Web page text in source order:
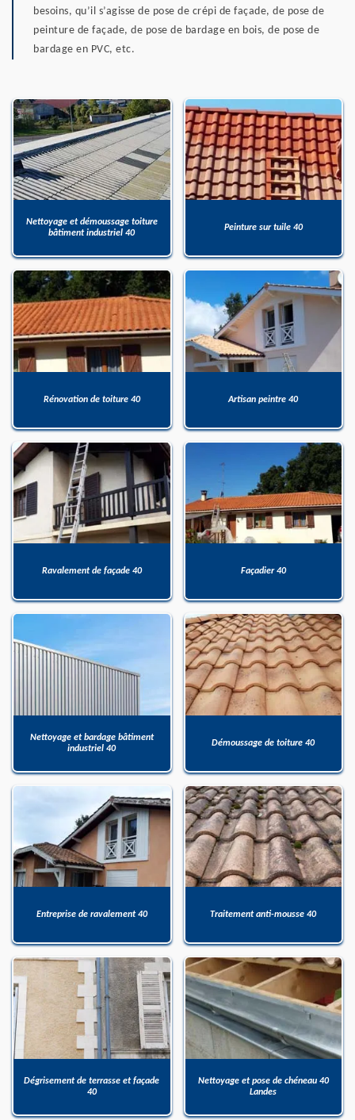
besoins, qu’il s’agisse de pose de crépi de façade, de pose de
peinture de façade, de pose de bardage en bois, de pose de
bardage en PVC, etc.
Nettoyage et démoussage toiture
bâtiment industriel 40
Peinture sur tuile 40
Rénovation de toiture 40 Artisan peintre 40
Ravalement de façade 40 Façadier 40
Nettoyage et bardage bâtiment
industriel 40
Démoussage de toiture 40
Entreprise de ravalement 40 Traitement anti-mousse 40
Dégrisement de terrasse et façade
40
Nettoyage et pose de chéneau 40
Landes